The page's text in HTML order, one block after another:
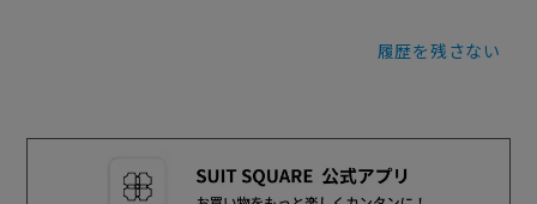
履歴を残さない